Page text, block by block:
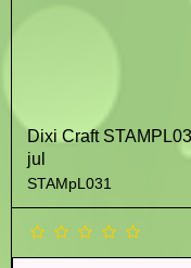
Dixi Craft
jul
STAMpL031